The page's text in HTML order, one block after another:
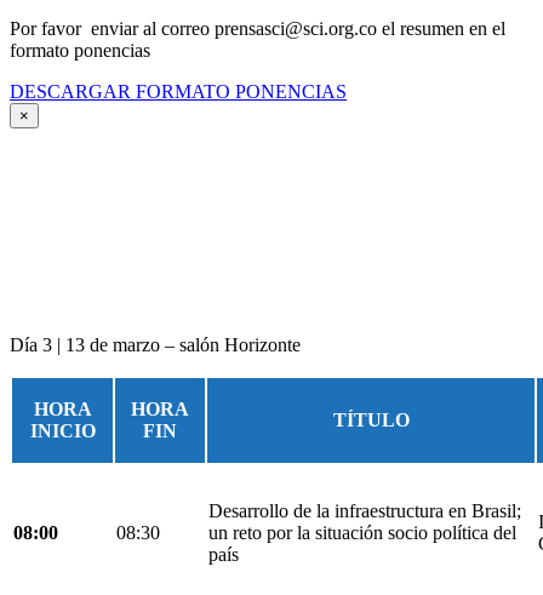
Por favor enviar al correo prensasci@sci.org.co el resumen en el
formato ponencias
DESCARGAR FORMATO PONENCIAS
×
Día 3 | 13 de marzo – salón Horizonte
HORA
INICIO
HORA
FIN
TÍTULO
08:00 08:30
Desarrollo de la infraestructura en Brasil;
un reto por la situación socio política del
país